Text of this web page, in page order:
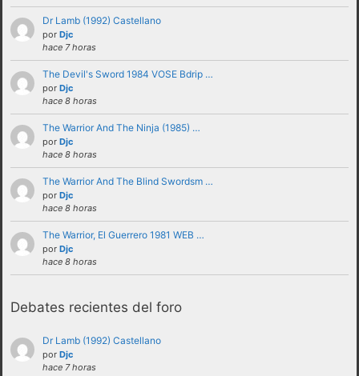
No se debe insultar a ningún usuario bajo
ninguna circunstancia. Se puede criticar,
discutir e intercambiar opiniones sin
necesidad de recurrir al insulto.
No se debe hacer apología de la violencia, ni
de forma verbal ni mostrando insignias,
banderas o similares que puedan
No trasladar a los foros discusiones a nivel
personal con otros usuarios.Estas deben ser
solucionadas en privado y no haciendo
Dr Lamb (1992) Castellano
por Djc
hace 7 horas
The Devil's Sword 1984 VOSE Bdrip …
por Djc
hace 8 horas
The Warrior And The Ninja (1985) …
por Djc
hace 8 horas
The Warrior And The Blind Swordsm …
por Djc
hace 8 horas
The Warrior, El Guerrero 1981 WEB …
por Djc
hace 8 horas
Debates recientes del foro
Dr Lamb (1992) Castellano
por Djc
hace 7 horas